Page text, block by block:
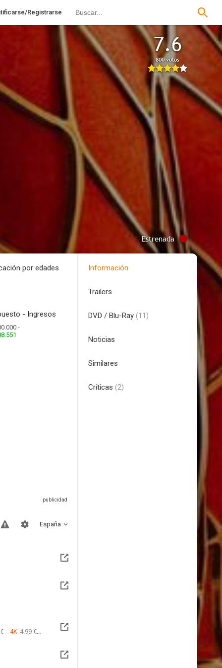
Registrarse
7.6
800 votos
Estrenada
por edades
- Ingresos
-
España
4K 4.99 €
Información
Trailers
DVD / Blu-Ray (11)
Noticias
Similares
Críticas (2)